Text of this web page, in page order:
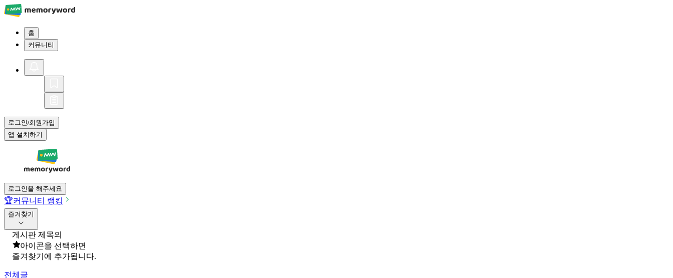
홈
커뮤니티
로그인/회원가입
앱 설치하기
로그인을 해주세요
🏆커뮤니티 랭킹
즐겨찾기
게시판 제목의
아이콘을 선택하면
즐겨찾기에 추가됩니다.
전체글